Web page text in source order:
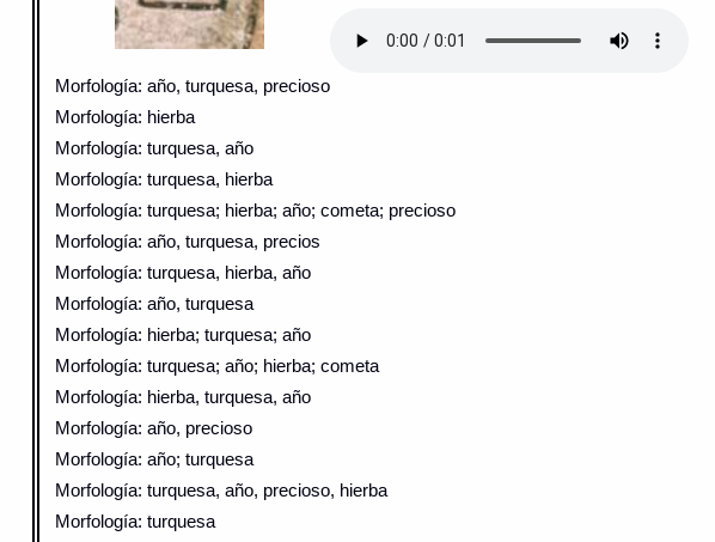
Morfología: año, turquesa, precioso
Morfología: hierba
Morfología: turquesa, año
Morfología: turquesa, hierba
Morfología: turquesa; hierba; año; cometa; precioso
Morfología: año, turquesa, precios
Morfología: turquesa, hierba, año
Morfología: año, turquesa
Morfología: hierba; turquesa; año
Morfología: turquesa; año; hierba; cometa
Morfología: hierba, turquesa, año
Morfología: año, precioso
Morfología: año; turquesa
Morfología: turquesa, año, precioso, hierba
Morfología: turquesa